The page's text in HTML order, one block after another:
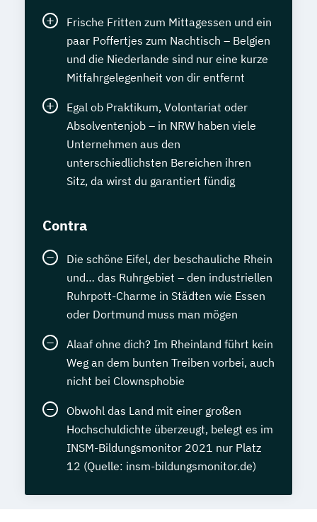
Frische Fritten zum Mittagessen und ein
paar Poffertjes zum Nachtisch – Belgien
und die Niederlande sind nur eine kurze
Mitfahrgelegenheit von dir entfernt
Egal ob Praktikum, Volontariat oder
Absolventenjob – in NRW haben viele
Unternehmen aus den
unterschiedlichsten Bereichen ihren
Sitz, da wirst du garantiert fündig
Contra
Die schöne Eifel, der beschauliche Rhein
und… das Ruhrgebiet – den industriellen
Ruhrpott-Charme in Städten wie Essen
oder Dortmund muss man mögen
Alaaf ohne dich? Im Rheinland führt kein
Weg an dem bunten Treiben vorbei, auch
nicht bei Clownsphobie
Obwohl das Land mit einer großen
Hochschuldichte überzeugt, belegt es im
INSM-Bildungsmonitor 2021 nur Platz
12 (Quelle: insm-bildungsmonitor.de)